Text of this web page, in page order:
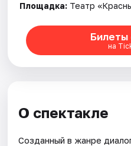
Площадка: Театр
Билеты
на
О спектакле
Созданный в жанре